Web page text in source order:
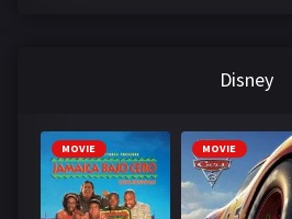
Disney
MOVIE MOVIE